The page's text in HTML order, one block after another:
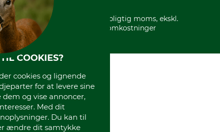
* Alle priser inkl. lovpligtig moms, ekskl.
forsendelsesomkostninger
COOKIES?
cookies og lignende
for at levere sine
og vise annoncer,
Med dit
Du kan til
ændre dit samtykke